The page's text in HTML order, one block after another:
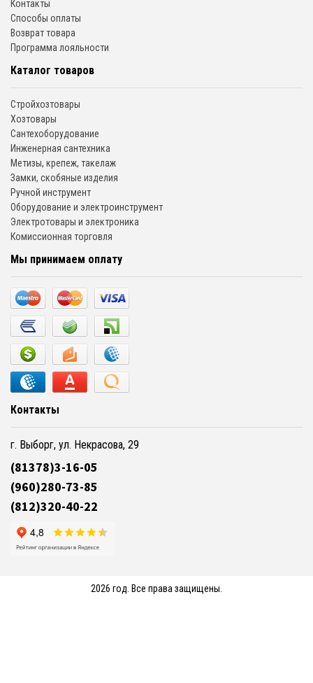
Контакты
Способы оплаты
Возврат товара
Программа лояльности
Каталог товаров
Стройхозтовары
Хозтовары
Сантехоборудование
Инженерная сантехника
Метизы, крепеж, такелаж
Замки, скобяные изделия
Ручной инструмент
Оборудование и электроинструмент
Электротовары и электроника
Комиссионная торговля
Мы принимаем оплату
Контакты
г. Выборг, ул. Некрасова, 29
(81378)3-16-05
(960)280-73-85
(812)320-40-22
2026 год. Все права защищены.